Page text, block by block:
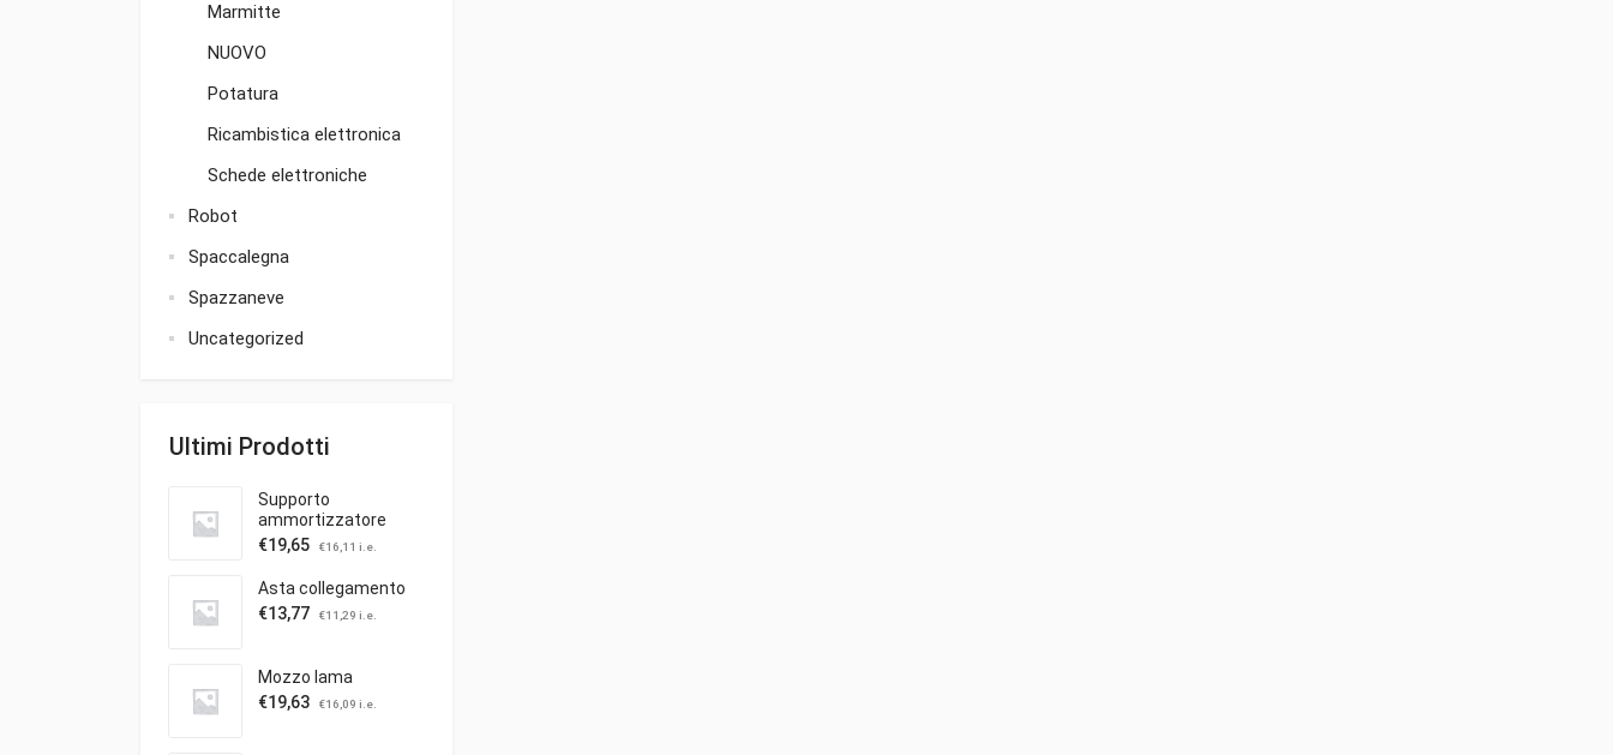
Marmitte
NUOVO
Potatura
Ricambistica elettronica
Schede elettroniche
Robot
Spaccalegna
Spazzaneve
Uncategorized
Ultimi Prodotti
Supporto
ammortizzatore
€19,65 €16,11 i.e.
Asta collegamento
€13,77 €11,29 i.e.
Mozzo lama
€19,63 €16,09 i.e.